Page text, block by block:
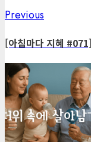
Post
navigation
Previous
[아침마다 지혜